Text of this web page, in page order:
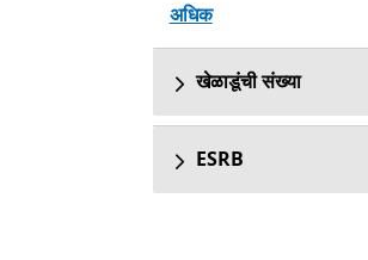
अधिक
खेळाडूंची संख्या
ESRB